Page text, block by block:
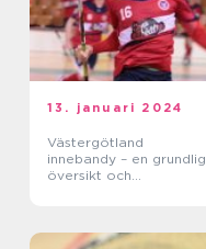
13. januari 2024
Västergötland
innebandy – en grundlig
översikt och